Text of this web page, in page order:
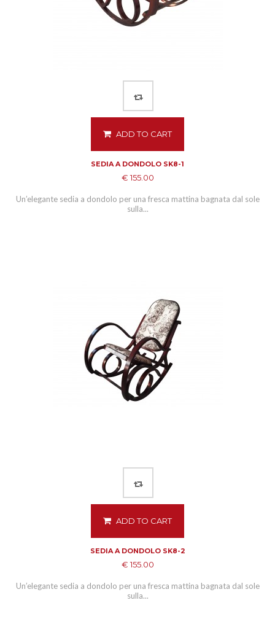
ADD TO CART
SEDIA A DONDOLO SK8-1
€ 155.00
Un’elegante sedia a dondolo per una fresca mattina bagnata dal sole
sulla...
ADD TO CART
SEDIA A DONDOLO SK8-2
€ 155.00
Un’elegante sedia a dondolo per una fresca mattina bagnata dal sole
sulla...